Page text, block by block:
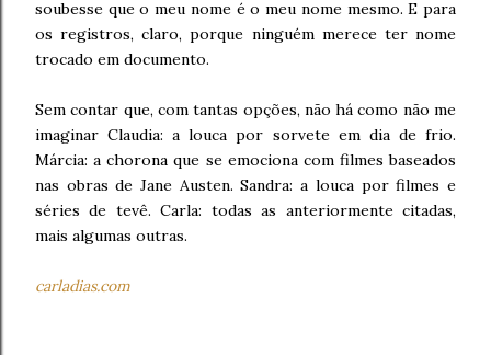
soubesse que o meu nome é o meu nome mesmo. E para
os registros, claro, porque ninguém merece ter nome
trocado em documento.
Sem contar que, com tantas opções, não há como não me
imaginar Claudia: a louca por sorvete em dia de frio.
Márcia: a chorona que se emociona com filmes baseados
nas obras de Jane Austen. Sandra: a louca por filmes e
séries de tevê. Carla: todas as anteriormente citadas,
mais algumas outras.
carladias.com